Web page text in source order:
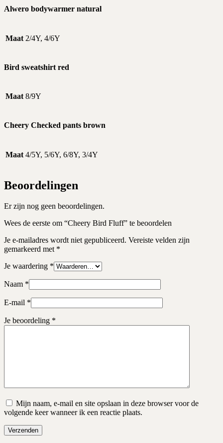
Alwero bodywarmer natural
Maat 2/4Y, 4/6Y
Bird sweatshirt red
Maat 8/9Y
Cheery Checked pants brown
Maat 4/5Y, 5/6Y, 6/8Y, 3/4Y
Beoordelingen
Er zijn nog geen beoordelingen.
Wees de eerste om “Cheery Bird Fluff” te beoordelen
Je e-mailadres wordt niet gepubliceerd. Vereiste velden zijn
gemarkeerd met *
Je waardering *
Naam *
E-mail *
Je beoordeling *
Mijn naam, e-mail en site opslaan in deze browser voor de
volgende keer wanneer ik een reactie plaats.
Verzenden